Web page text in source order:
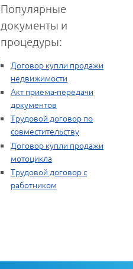
Популярные
документы и
процедуры:
Договор купли продажи
недвижимости
Акт приема-передачи
документов
Трудовой договор по
совместительству
Договор купли продажи
мотоцикла
Трудовой договор с
работником